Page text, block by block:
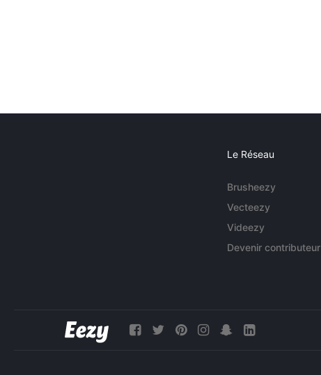
Le Réseau
Brusheezy
Vecteezy
Videezy
Devenir contributeur